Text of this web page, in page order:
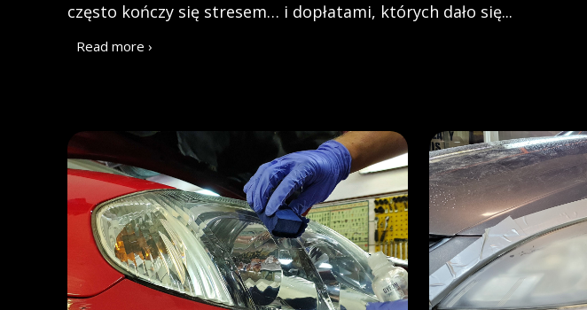
często kończy się stresem… i dopłatami, których dało się...
Read more ›